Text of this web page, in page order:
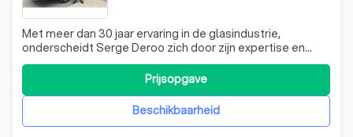
Met meer dan 30 jaar ervaring in de glasindustrie,
onderscheidt Serge Deroo zich door zijn expertise en
vakmanschap. Of u nu uw enkel glas wilt vervangen door
dubbel glas, een glasherstelling nodig heeft of op zoek
bent naar glas voor een nieuwbouwproject voor uw
badkamer, keuken of interieur, Serge
Beschikbaarheid
Prijsopgave